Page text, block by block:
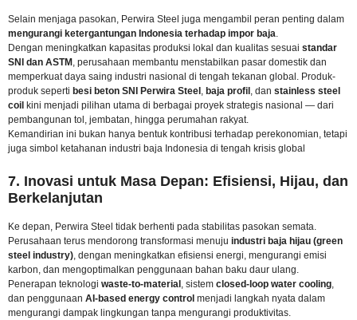
Selain menjaga pasokan, Perwira Steel juga mengambil peran penting dalam
mengurangi ketergantungan Indonesia terhadap impor baja.
Dengan meningkatkan kapasitas produksi lokal dan kualitas sesuai standar
SNI dan ASTM , perusahaan membantu menstabilkan pasar domestik dan
memperkuat daya saing industri nasional di tengah tekanan global. Produk-
produk seperti besi beton SNI Perwira Steel , baja profil , dan stainless steel
coil kini menjadi pilihan utama di berbagai proyek strategis nasional — dari
pembangunan tol, jembatan, hingga perumahan rakyat.
Kemandirian ini bukan hanya bentuk kontribusi terhadap perekonomian, tetapi
juga simbol ketahanan industri baja Indonesia di tengah krisis global
7. Inovasi untuk Masa Depan: Efisiensi, Hijau, dan
Berkelanjutan
Ke depan, Perwira Steel tidak berhenti pada stabilitas pasokan semata.
Perusahaan terus mendorong transformasi menuju industri baja hijau (green
steel industry), dengan meningkatkan efisiensi energi, mengurangi emisi
karbon, dan mengoptimalkan penggunaan bahan baku daur ulang.
Penerapan teknologi waste-to-material , sistem closed-loop water cooling,
dan penggunaan AI-based energy control menjadi langkah nyata dalam
mengurangi dampak lingkungan tanpa mengurangi produktivitas.